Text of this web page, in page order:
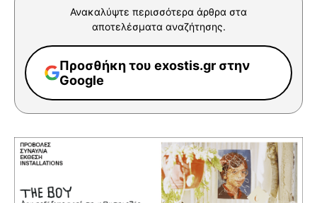
Ανακαλύψτε περισσότερα άρθρα στα
αποτελέσματα αναζήτησης.
Προσθήκη του exostis.gr στην
Google